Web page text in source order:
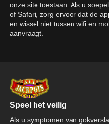
onze site toestaan. Als u
of Safari, zorg ervoor dat de
en wissel niet tussen wifi en
aanvraagt.
Speel het veilig
Als u symptomen van